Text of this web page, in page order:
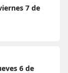
7 de
6 de